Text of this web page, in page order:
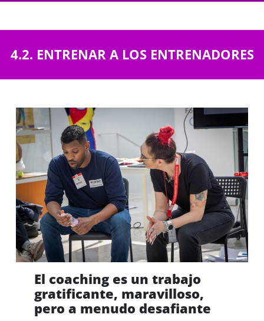
4.2. ENTRENAR A LOS ENTRENADORES
El coaching es un trabajo
gratificante, maravilloso,
pero a menudo desafiante